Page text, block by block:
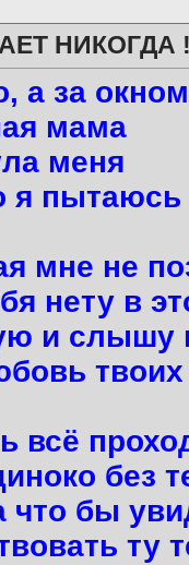
НИКОГДА
а за
мама
меня
я пытаюсь
мне не
нету в
и слышу
всё
без
что бы
ту